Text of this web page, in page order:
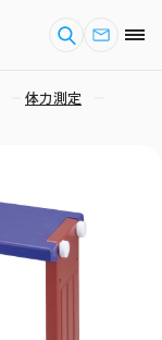
体力測定